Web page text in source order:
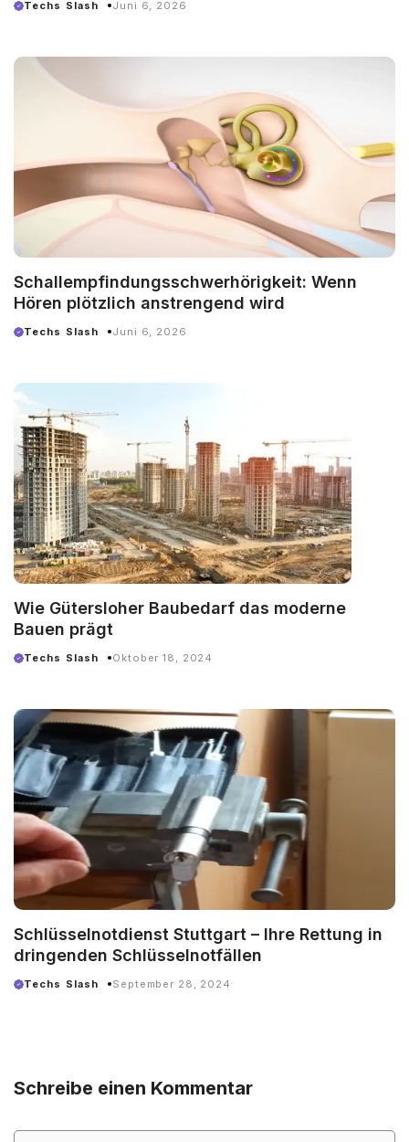
Techs Slash Juni 6, 2026
Schallempfindungsschwerhörigkeit: Wenn
Hören plötzlich anstrengend wird
Techs Slash Juni 6, 2026
Wie Gütersloher Baubedarf das moderne
Bauen prägt
Techs Slash Oktober 18, 2024
Schlüsselnotdienst Stuttgart – Ihre Rettung in
dringenden Schlüsselnotfällen
Techs Slash September 28, 2024
Schreibe einen Kommentar